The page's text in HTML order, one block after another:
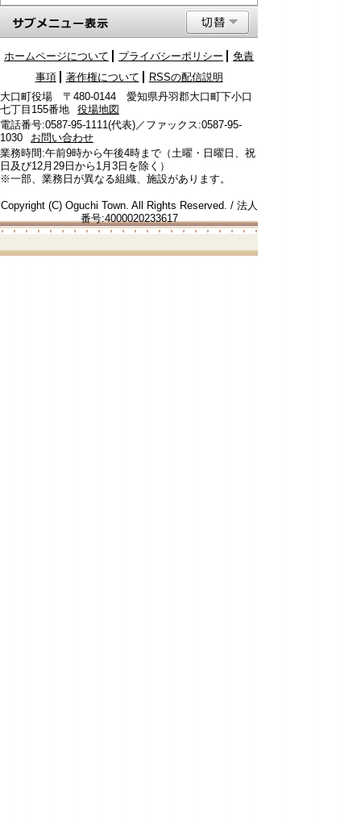
ホームページについて プライバシーポリシー
免責
事項
著作権について
RSSの配信説明
大口町役場 〒480-0144 愛知県丹羽郡大口町下小口
七丁目155番地
役場地図
電話番号:0587-95-1111(代表)／ファックス:0587-95-
1030
お問い合わせ
業務時間:午前9時から午後4時まで（土曜・日曜日、祝
日及び12月29日から1月3日を除く）
※一部、業務日が異なる組織、施設があります。
Copyright (C) Oguchi Town. All Rights Reserved. / 法人
番号:4000020233617